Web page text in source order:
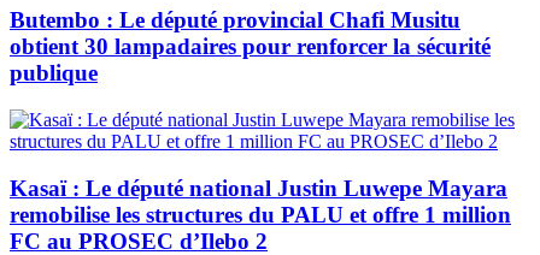
Butembo : Le député provincial Chafi Musitu
obtient 30 lampadaires pour renforcer la sécurité
publique
Kasaï : Le député national Justin Luwepe Mayara
remobilise les structures du PALU et offre 1 million
FC au PROSEC d’Ilebo 2